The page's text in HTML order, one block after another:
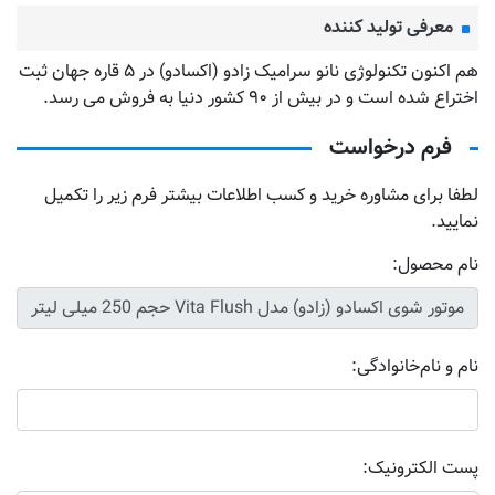
معرفی تولید کننده
هم اکنون تکنولوژی نانو سرامیک زادو (اکسادو) در ۵ قاره جهان ثبت
اختراع شده است و در بیش از ۹۰ کشور دنیا به فروش می رسد.
فرم درخواست
لطفا برای مشاوره خرید و کسب اطلاعات بیشتر فرم زیر را تکمیل
نمایید.
نام محصول:
نام و نام‌خانوادگی:
پست الکترونیک: